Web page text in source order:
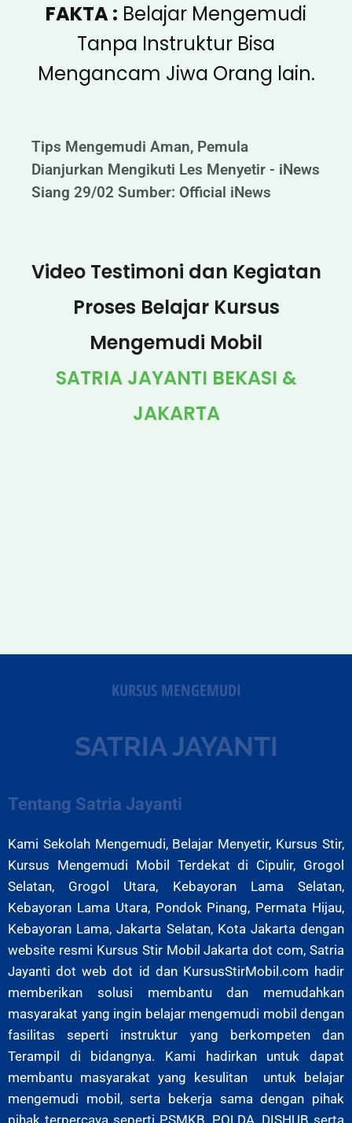
FAKTA : Belajar Mengemudi
Tanpa Instruktur Bisa
Mengancam Jiwa Orang lain.
Tips Mengemudi Aman, Pemula
Dianjurkan Mengikuti Les Menyetir - iNews
Siang 29/02 Sumber: Official iNews
Video Testimoni dan Kegiatan
Proses Belajar Kursus
Mengemudi Mobil
SATRIA JAYANTI BEKASI &
JAKARTA
KURSUS MENGEMUDI
SATRIA JAYANTI
Tentang Satria Jayanti
Kami Sekolah Mengemudi, Belajar Menyetir, Kursus Stir,
Kursus Mengemudi Mobil Terdekat di Cipulir, Grogol
Selatan, Grogol Utara, Kebayoran Lama Selatan,
Kebayoran Lama Utara, Pondok Pinang, Permata Hijau,
Kebayoran Lama, Jakarta Selatan, Kota Jakarta dengan
website resmi Kursus Stir Mobil Jakarta dot com, Satria
Jayanti dot web dot id dan KursusStirMobil.com hadir
memberikan solusi membantu dan memudahkan
masyarakat yang ingin belajar mengemudi mobil dengan
fasilitas seperti instruktur yang berkompeten dan
Terampil di bidangnya. Kami hadirkan untuk dapat
membantu masyarakat yang kesulitan untuk belajar
mengemudi mobil, serta bekerja sama dengan pihak
pihak terpercaya seperti PSMKB, POLDA, DISHUB serta